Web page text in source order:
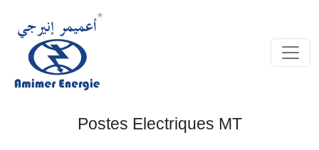
Postes Electriques MT